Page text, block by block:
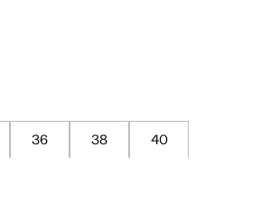
36 38 40